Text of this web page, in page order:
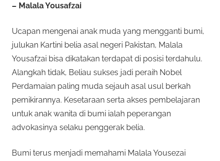
– Malala Yousafzai
Ucapan mengenai anak muda yang mengganti bumi,
julukan Kartini belia asal negeri Pakistan, Malala
Yousafzai bisa dikatakan terdapat di posisi terdahulu.
Alangkah tidak, Beliau sukses jadi peraih Nobel
Perdamaian paling muda sejauh asal usul berkah
pemikirannya. Kesetaraan serta akses pembelajaran
untuk anak wanita di bumi ialah peperangan
advokasinya selaku penggerak belia.
Bumi terus menjadi memahami Malala Yousezai